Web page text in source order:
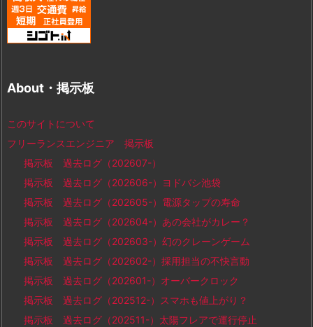
About・掲示板
このサイトについて
フリーランスエンジニア 掲示板
掲示板 過去ログ（202607-）
掲示板 過去ログ（202606-）ヨドバシ池袋
掲示板 過去ログ（202605-）電源タップの寿命
掲示板 過去ログ（202604-）あの会社がカレー？
掲示板 過去ログ（202603-）幻のクレーンゲーム
掲示板 過去ログ（202602-）採用担当の不快言動
掲示板 過去ログ（202601-）オーバークロック
掲示板 過去ログ（202512-）スマホも値上がり？
掲示板 過去ログ（202511-）太陽フレアで運行停止